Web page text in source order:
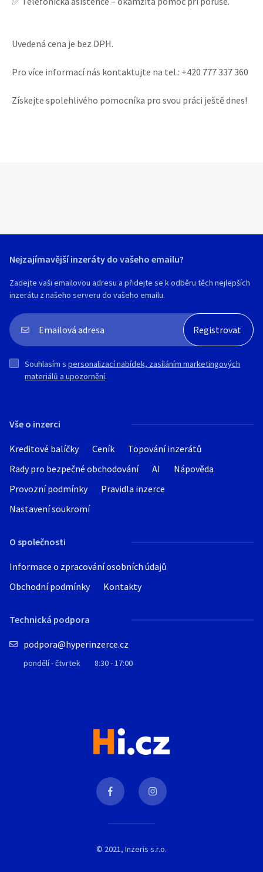
Uvedená cena je bez DPH.
Pro více informací nás kontaktujte na tel.: +420 777 337 360
Získejte spolehlivého pomocníka pro svou práci ještě dnes!
Vše o inzerci
Kreditové balíčky Ceník
Topování inzerátů
Rady pro bezpečné obchodování
AI
Nápověda
Provozní podmínky
Pravidla inzerce
Nastavení soukromí
O společnosti
Informace o zpracování osobních údajů
Obchodní podmínky
Kontakty
Technická podpora
podpora@hyperinzerce.cz
pondělí - čtvrtek 8:30 - 17:00
Nejzajímavější inzeráty do vašeho emailu?
Zadejte vaši emailovou adresu a přidejte se k odběru těch nejlepších
inzerátu z našeho serveru do vašeho emailu.
Souhlasím s personalizací nabídek, zasíláním marketingových
materiálů a upozornění.
© 2021, Inzeris s.r.o.